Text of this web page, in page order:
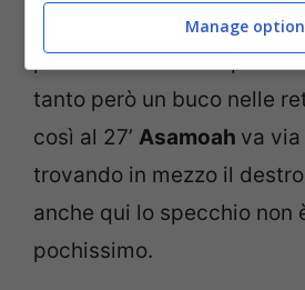
tuttofare però non
piena di contrasti e palle
tanto però un buco nelle
così al 27’ Asamoah va
trovando in mezzo il
anche qui lo specchio non
pochissimo.
Manage